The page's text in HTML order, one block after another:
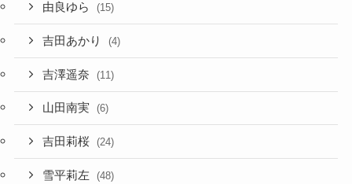
由良ゆら (15)
吉田あかり (4)
吉澤遥奈 (11)
山田南実 (6)
吉田莉桜 (24)
雪平莉左 (48)